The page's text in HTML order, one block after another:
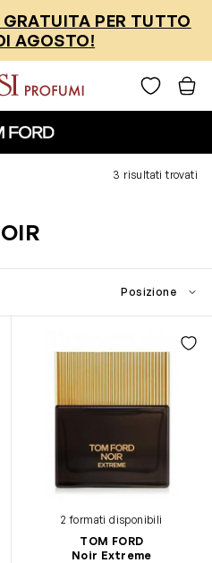
PER TUTTO
AGOSTO!
3 risultati trovati
2 formati disponibili
TOM FORD
Noir Extreme